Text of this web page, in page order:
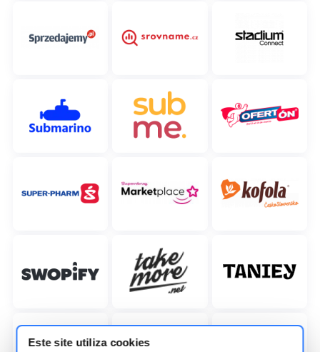
Este site utiliza cookies